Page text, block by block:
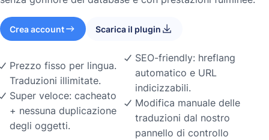
Crea account Scarica il plugin
Prezzo fisso per lingua.
Traduzioni illimitate.
Super veloce: cacheato
+ nessuna duplicazione
degli oggetti.
SEO-friendly: hreflang
automatico e URL
indicizzabili.
Modifica manuale delle
traduzioni dal nostro
pannello di controllo